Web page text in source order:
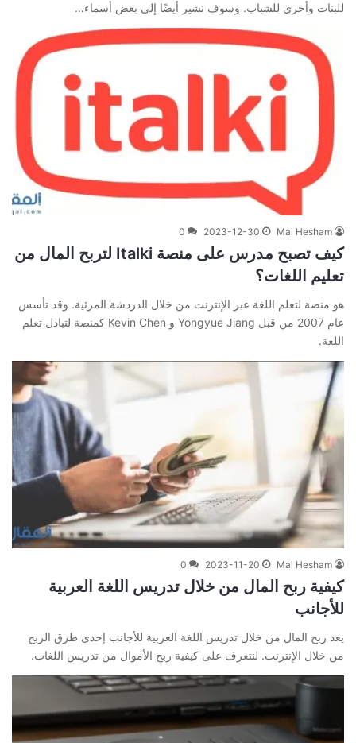
للبنات وأخرى للشباب. وسوف نشير أيضًا إلى بعض أسماء…
Mai Hesham
2023-12-30
0
كيف تصبح مدرس على منصة Italki لتربح المال من
تعليم اللغات؟
هو منصة لتعلم اللغة عبر الإنترنت من خلال الدردشة المرئية. وقد تأسس
عام 2007 من قبل Yongyue Jiang و Kevin Chen كمنصة لتبادل تعلم
اللغة.
Mai Hesham
2023-11-20
0
كيفية ربح المال من خلال تدريس اللغة العربية
للأجانب
يعد ربح المال من خلال تدريس اللغة العربية للأجانب إحدى طرق الربح
من خلال الإنترنت. لنتعرف على كيفية ربح الأموال من تدريس اللغات.